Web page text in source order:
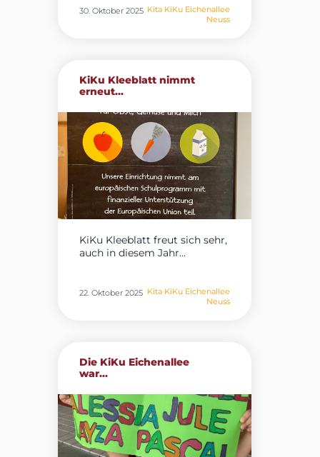
30. Oktober 2025 Kita KiKu Eichenallee
Neuss
KiKu Kleeblatt nimmt
erneut...
KiKu Kleeblatt freut sich sehr,
auch in diesem Jahr...
22. Oktober 2025 Kita KiKu Eichenallee
Neuss
Die KiKu Eichenallee
war...